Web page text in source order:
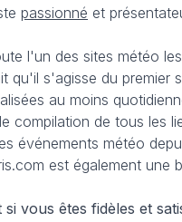
passionné et
l'un des sites météo
qu'il s'agisse du
au moins
compilation de tous
événements météo
est également
vous êtes fidèles et